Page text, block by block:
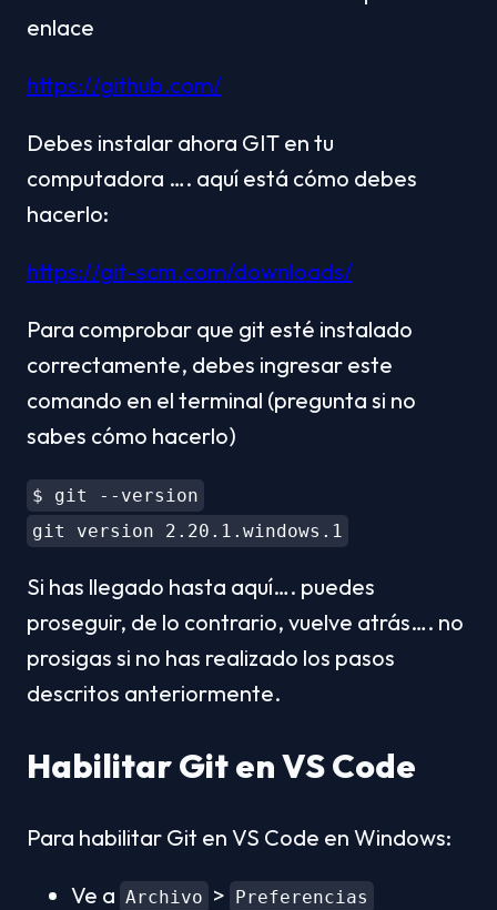
enlace
https://github.com/
Debes instalar ahora GIT en tu
computadora …. aquí está cómo debes
hacerlo:
https://git-scm.com/downloads/
Para comprobar que git esté instalado
correctamente, debes ingresar este
comando en el terminal (pregunta si no
sabes cómo hacerlo)
$ git --version
git version 2.20.1.windows.1
Si has llegado hasta aquí…. puedes
proseguir, de lo contrario, vuelve atrás…. no
prosigas si no has realizado los pasos
descritos anteriormente.
Habilitar Git en VS Code
Para habilitar Git en VS Code en Windows:
Ve a Archivo > Preferencias